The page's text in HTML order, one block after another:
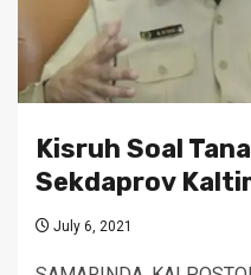
Kisruh Soal
Sekdaprov
July 6, 2021